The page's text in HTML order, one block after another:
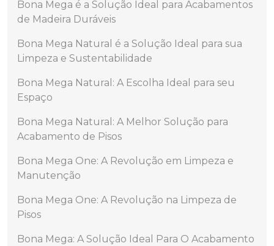
Bona Mega é a Solução Ideal para Acabamentos
de Madeira Duráveis
Bona Mega Natural é a Solução Ideal para sua
Limpeza e Sustentabilidade
Bona Mega Natural: A Escolha Ideal para seu
Espaço
Bona Mega Natural: A Melhor Solução para
Acabamento de Pisos
Bona Mega One: A Revolução em Limpeza e
Manutenção
Bona Mega One: A Revolução na Limpeza de
Pisos
Bona Mega: A Solução Ideal Para O Acabamento